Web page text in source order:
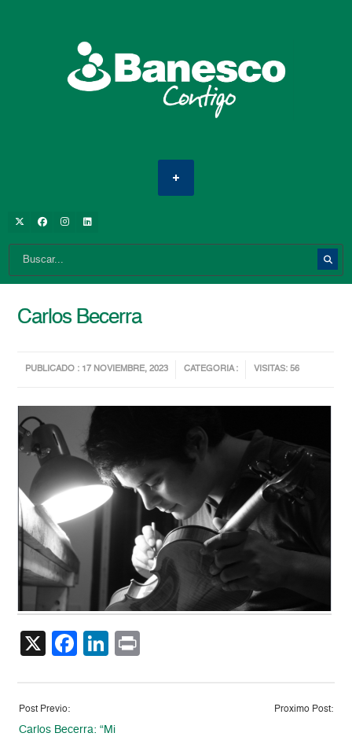
Carlos Becerra
PUBLICADO : 17 NOVIEMBRE, 2023 CATEGORIA : VISITAS: 56
X Facebook
LinkedIn
Post Previo:
Carlos Becerra: “Mi
Proximo Post: